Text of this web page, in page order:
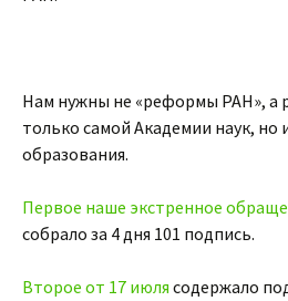
Нам нужны не «реформы РАН», а
только самой Академии наук, но
образования.
Первое наше экстренное
собрало за 4 дня 101 подпись.
Второе от 17 июля содержало